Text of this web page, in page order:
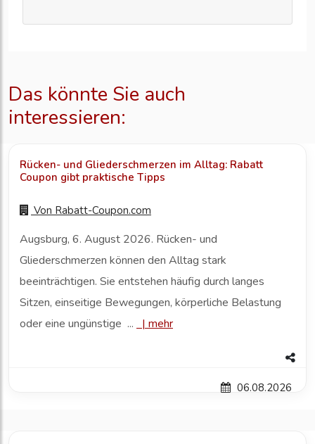
Das könnte Sie auch
interessieren:
Rücken- und Gliederschmerzen im Alltag: Rabatt
Coupon gibt praktische Tipps
Von Rabatt-Coupon.com
Augsburg, 6. August 2026. Rücken- und
Gliederschmerzen können den Alltag stark
beeinträchtigen. Sie entstehen häufig durch langes
Sitzen, einseitige Bewegungen, körperliche Belastung
oder eine ungünstige ...
| mehr
06.08.2026